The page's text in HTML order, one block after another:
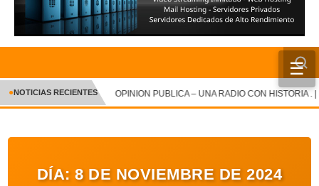
☰
INICIO
CRÓNICA
ENTRETENIMIENTO Y CULTURA
NOTICIAS RECIENTES OPINION PUBLICA – UNA RADIO CON HISTORIA . |
DÍA:8 DE NOVIEMBRE DE 2024